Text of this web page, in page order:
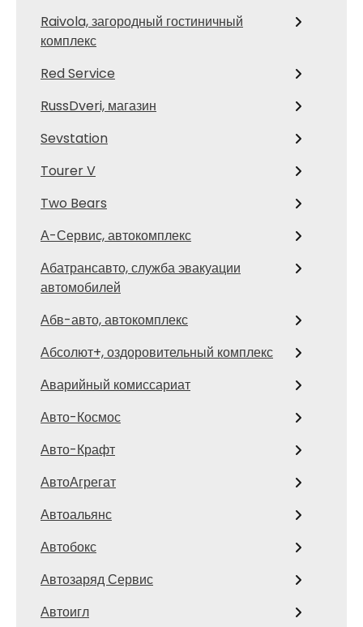
Raivola, загородный гостиничный
комплекс
Red Service
RussDveri, магазин
Sevstation
Tourer V
Two Bears
А-Сервис, автокомплекс
Абатрансавто, служба эвакуации
автомобилей
Абв-авто, автокомплекс
Абсолют+, оздоровительный комплекс
Аварийный комиссариат
Авто-Космос
Авто-Крафт
АвтоАгрегат
Автоальянс
Автобокс
Автозаряд Сервис
Автоигл